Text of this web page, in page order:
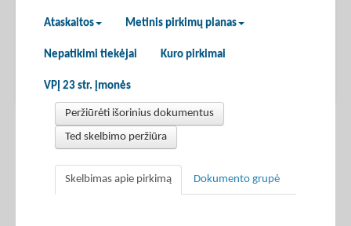
Ataskaitos Metinis pirkimų planas
Nepatikimi tiekėjai Kuro pirkimai
VPĮ 23 str. įmonės
Peržiūrėti išorinius dokumentus
Ted skelbimo peržiūra
Skelbimas apie pirkimą Dokumento grupė